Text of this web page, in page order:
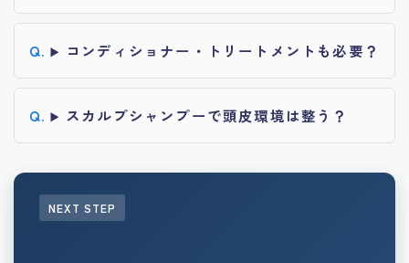
コンディショナー・トリートメントも必要？
スカルプシャンプーで頭皮環境は整う？
NEXT STEP